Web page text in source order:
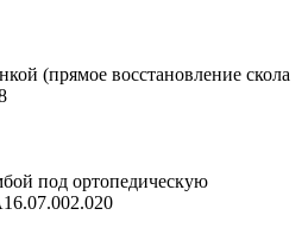
(прямое восстановление скола
под ортопедическую